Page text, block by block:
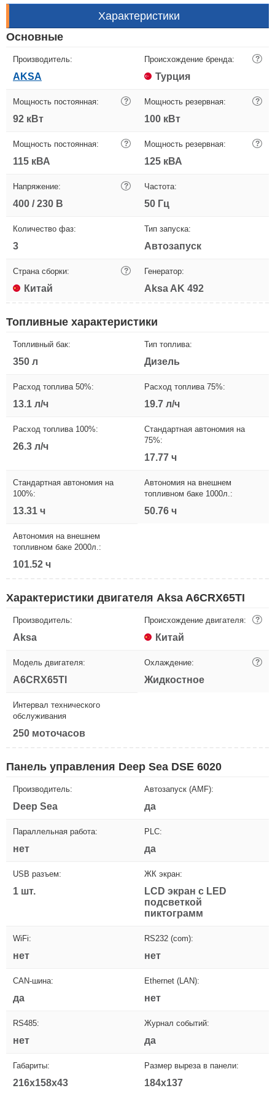
Характеристики
Основные
Производитель:
AKSA
Происхождение бренда: ?
Турция
Мощность постоянная: ?
92 кВт
Мощность резервная: ?
100 кВт
Мощность постоянная: ?
115 кВА
Мощность резервная: ?
125 кВА
Напряжение: ?
400 / 230 В
Частота:
50 Гц
Количество фаз:
3
Тип запуска:
Автозапуск
Страна сборки: ?
Китай
Генератор:
Aksa AK 492
Топливные характеристики
Топливный бак:
350 л
Тип топлива:
Дизель
Расход топлива 50%:
13.1 л/ч
Расход топлива 75%:
19.7 л/ч
Расход топлива 100%:
26.3 л/ч
Стандартная автономия на
75%:
17.77 ч
Стандартная автономия на
100%:
13.31 ч
Автономия на внешнем
топливном баке 1000л.:
50.76 ч
Автономия на внешнем
топливном баке 2000л.:
101.52 ч
Характеристики двигателя Aksa A6CRX65TI
Производитель:
Aksa
Происхождение двигателя: ?
Китай
Модель двигателя:
A6CRX65TI
Охлаждение: ?
Жидкостное
Интервал технического
обслуживания
250 моточасов
Панель управления Deep Sea DSE 6020
Производитель:
Deep Sea
Автозапуск (AMF):
да
Параллельная работа:
нет
PLC:
да
USB разъем:
1 шт.
ЖК экран:
LCD экран с LED
подсветкой
пиктограмм
WiFi:
нет
RS232 (com):
нет
CAN-шина:
да
Ethernet (LAN):
нет
RS485:
нет
Журнал событий:
да
Габариты:
216x158x43
Размер выреза в панели:
184x137